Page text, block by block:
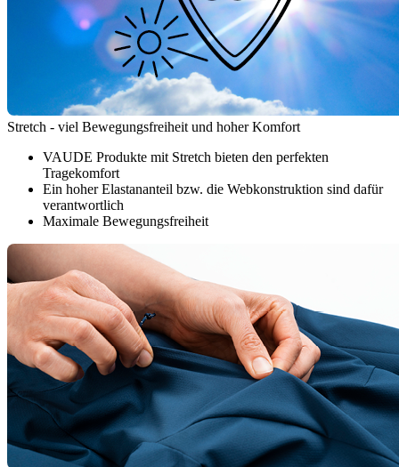
Stretch - viel Bewegungsfreiheit und hoher Komfort
VAUDE Produkte mit Stretch bieten den perfekten
Tragekomfort
Ein hoher Elastananteil bzw. die Webkonstruktion sind dafür
verantwortlich
Maximale Bewegungsfreiheit